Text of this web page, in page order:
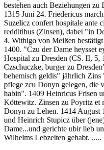
bestehen auch Beziehungen zu
1315 Juni 24. Friedericus
Suzelicz confert hospitale ante
redditibus (Zinsen), dabei "in
4. Withigo von Meißen
1400. "Czu der Dame heysset
Hospital zu Dresden (CS. II, 5,
Czschuczke, burger zu
behemisch geldis" jährlich
pflege zcu Donyn gelegen, die
habin". 1409 Heinricus Frisen
Köttewitz. Zinsen zu Poyritz et
Donyn zu Lehen. 1414 August
und Heinrich Stupicz über
Dame...und gerichte ubir lieb
Wilhelms Lebzeiten gehabt. .....